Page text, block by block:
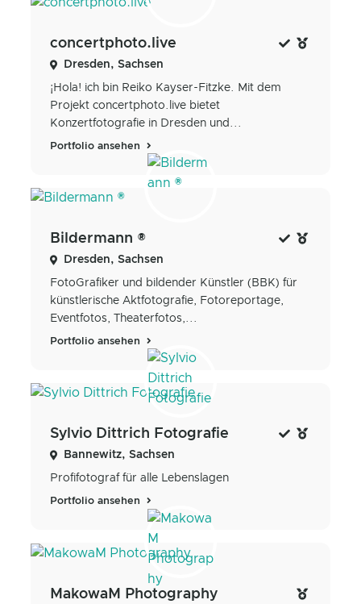
concertphoto.live
Dresden, Sachsen
¡Hola! ich bin Reiko Kayser-Fitzke. Mit dem
Projekt concertphoto.live bietet
Konzertfotografie in Dresden und...
Portfolio ansehen
Bildermann ®
Dresden, Sachsen
FotoGrafiker und bildender Künstler (BBK) für
künstlerische Aktfotografie, Fotoreportage,
Eventfotos, Theaterfotos,...
Portfolio ansehen
Sylvio Dittrich Fotografie
Bannewitz, Sachsen
Profifotograf für alle Lebenslagen
Portfolio ansehen
MakowaM Photography